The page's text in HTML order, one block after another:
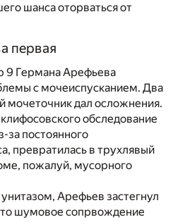
шанса оторваться от
первая
9 Германа Арефьева
с мочеиспусканием. Два
мочеточник дал осложнения.
обследование
за постоянного
превратилась в трухлявый
пожалуй, мусорного
Арефьев застегнул
шумовое сопрвождение